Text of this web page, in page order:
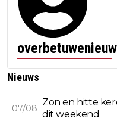
Nieuws
07/08
Zon en hitte
dit weekend